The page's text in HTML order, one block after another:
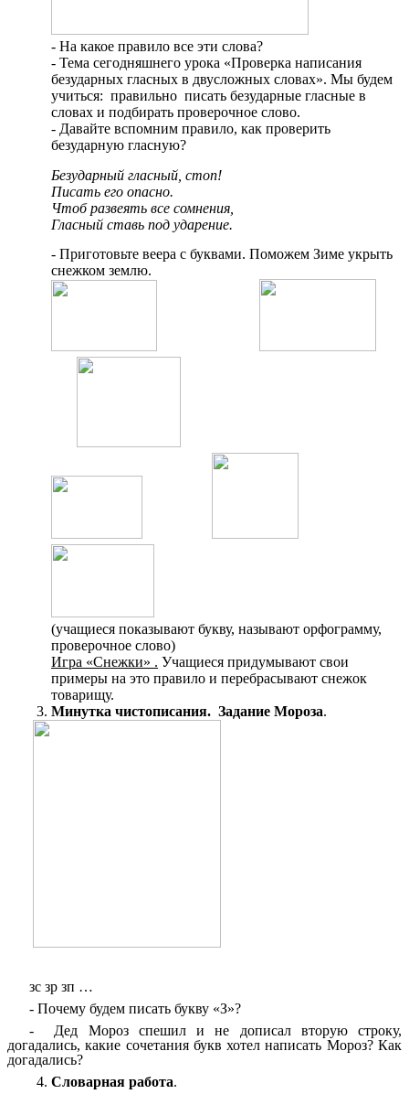
- На какое правило все эти слова?
- Тема сегодняшнего урока «Проверка написания
безударных гласных в двусложных словах». Мы будем
учиться: правильно писать безударные гласные в
словах и подбирать проверочное слово.
- Давайте вспомним правило, как проверить
безударную гласную?
Безударный гласный, стоп!
Писать его опасно.
Чтоб развеять все сомнения,
Гласный ставь под ударение.
- Приготовьте веера с буквами. Поможем Зиме укрыть
снежком землю.
(учащиеся показывают букву, называют орфограмму,
проверочное слово)
Игра «Снежки» . Учащиеся придумывают свои
примеры на это правило и перебрасывают снежок
товарищу.
Минутка чистописания. Задание Мороза.
зс зр зп …
- Почему будем писать букву «З»?
- Дед Мороз спешил и не дописал вторую строку,
догадались, какие сочетания букв хотел написать Мороз? Как
догадались?
Словарная работа.